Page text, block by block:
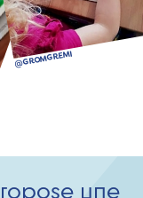
une